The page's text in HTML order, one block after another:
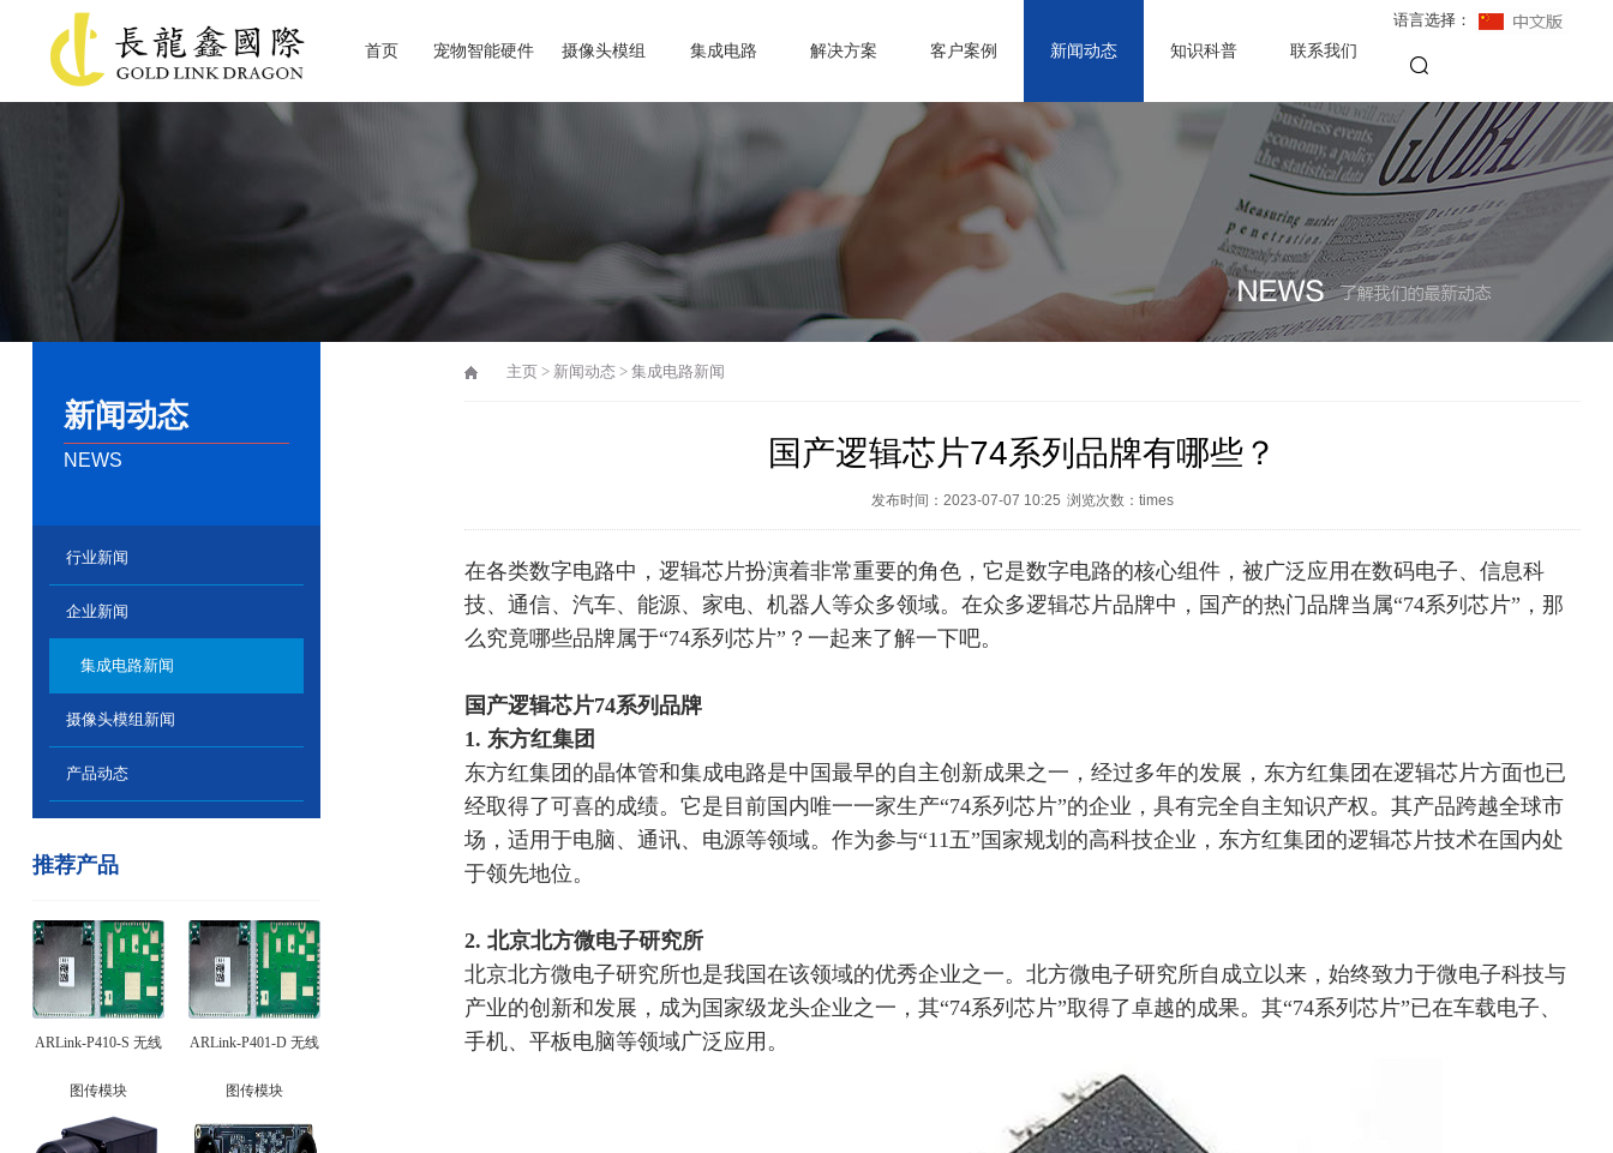
首页 宠物智能硬件 摄像头模组 集成电路 解决方案 客户案例 新闻动态 知识科普 联系我们
语言选择：
新闻动态
NEWS
行业新闻
企业新闻
集成电路新闻
摄像头模组新闻
产品动态
推荐产品
ARLink-P410-S 无线
图传模块
ARLink-P401-D 无线
图传模块
主页 > 新闻动态 > 集成电路新闻
国产逻辑芯片74系列品牌有哪些？
发布时间：2023-07-07 10:25 浏览次数： times
在各类数字电路中，逻辑芯片扮演着非常重要的角色，它是数字电路的核心组件，被广泛应用在数码电子、信息科
技、通信、汽车、能源、家电、机器人等众多领域。在众多逻辑芯片品牌中，国产的热门品牌当属“74系列芯片”，那
么究竟哪些品牌属于“74系列芯片”？ 一起来了解一下吧。
国产逻辑芯片74系列品牌
1. 东方红集团
东方红集团的晶体管和集成电路是中国最早的自主创新成果之一，经过多年的发展，东方红集团在逻辑芯片方面也已
经取得了可喜的成绩。它是目前国内唯一一家生产“74系列芯片”的企业，具有完全自主知识产权。其产品跨越全球市
场，适用于电脑、通讯、电源等领域。作为参与“11五”国家规划的高科技企业，东方红集团的逻辑芯片技术在国内处
于领先地位。
2. 北京北方微电子研究所
北京北方微电子研究所也是我国在该领域的优秀企业之一。北方微电子研究所自成立以来，始终致力于微电子科技与
产业的创新和发展，成为国家级龙头企业之一，其“74系列芯片”取得了卓越的成果。其“74系列芯片”已在车载电子、
手机、平板电脑等领域广泛应用。